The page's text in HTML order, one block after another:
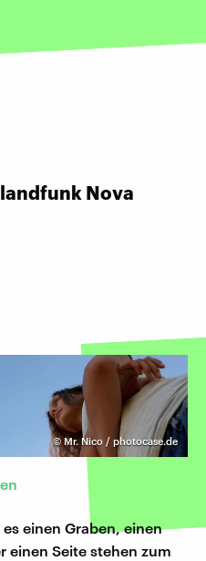
Nova
©Mr. Nico / photocase.de
einen Graben, einen
einen Seite stehen zum